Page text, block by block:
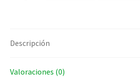
Descripción
Valoraciones (0)